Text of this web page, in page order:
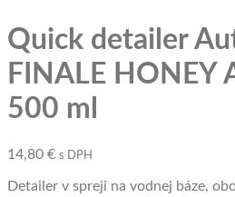
Quick detailer
FINALE HONEY
500 ml
14,80 € s DPH
Detailer v spreji na vodnej báze,